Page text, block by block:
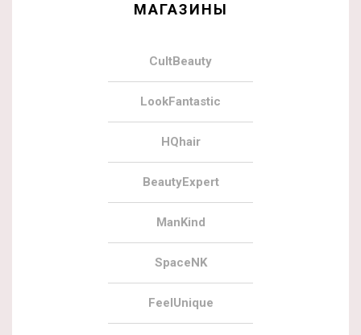
МАГАЗИНЫ
CultBeauty
LookFantastic
HQhair
BeautyExpert
ManKind
SpaceNK
FeelUnique